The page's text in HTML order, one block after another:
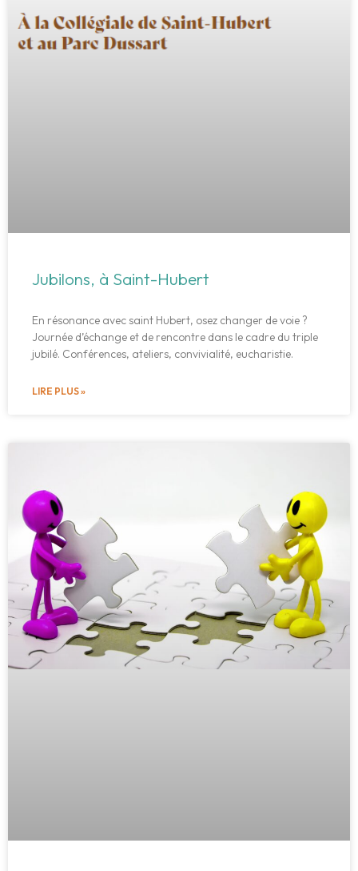
Jubilons, à Saint-Hubert
En résonance avec saint Hubert, osez changer de voie ?
Journée d’échange et de rencontre dans le cadre du triple
jubilé. Conférences, ateliers, convivialité, eucharistie.
LIRE PLUS »